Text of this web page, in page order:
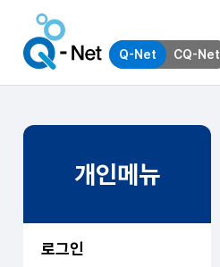
Q-Net CQ-Net
개인메뉴
로그인